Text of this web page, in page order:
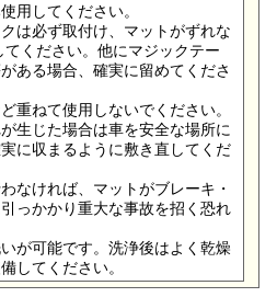
用してください。
は必ず取付け、マットがずれな
てください。他にマジックテー
ある場合、確実に留めてくださ
重ねて使用しないでください。
生じた場合は車を安全な場所に
に収まるように敷き直してくだ
なければ、マットがブレーキ・
っかかり重大な事故を招く恐れ
が可能です。洗浄後はよく乾燥
してください。